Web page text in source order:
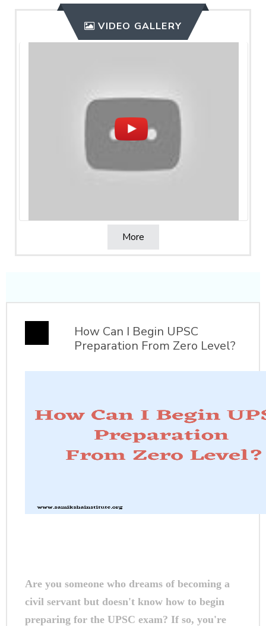
VIDEO GALLERY
More
How Can I Begin UPSC
Preparation From Zero Level?
Are you someone who dreams of becoming a
civil servant but doesn't know how to begin
preparing for the UPSC exam? If so, you're